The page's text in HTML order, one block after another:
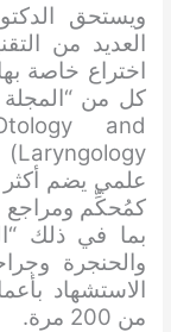
ويستحق
العديد من
اختراع خاصة
and
كمُحكِّم ومراجع
بما في ذلك
والحنجرة
الاستشهاد
من 200 مرة.